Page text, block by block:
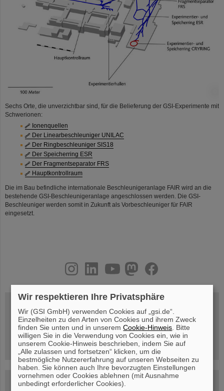
Sechs Orte, die unverzichtbar sind, für die Belieferung der GSI-Experimente mit
Schwerionen:
Ionenquellen
Der Linearbeschleuniger UNILAC
Der Ringbeschleuniger SIS18
Der Speicherring ESR
Der Fragmentseparator FRS
Hauptkontrollraum
Die im Bau befindliche internationale Beschleunigeranlage FAIR wird an die
bestehende GSI-Beschleunigeranlage angeschlossen werden. Die GSI-
Beschleuniger werden somit in Zukunft als Vorbeschleuniger für FAIR
eingesetzt.
youtubehelmholtz.socialfacebook
Mittwoch, 19.08.2026, 14 Uhr
Warum existiert nicht einfach nichts?
Hannah Elfner,
GSI/FAIR/Goethe-Universität
Anmeldung und weitere Informationen
SCIENCE POP-UP
geöffnet Di – Fr,
Wir respektieren Ihre Privatsphäre
Wir (GSI GmbH) verwenden Cookies auf „gsi.de“.
Einzelheiten zu den Arten von Cookies und ihrem Zweck
finden Sie unten und in unseremCookie-Hinweis . Bitte
willigen Sie in die Verwendung von Cookies ein, wie in
unserem Cookie-Hinweis beschrieben, indem Sie auf
„Alle zulassen und fortsetzen“ klicken, um die
bestmögliche Nutzererfahrung auf unseren Webseiten zu
haben. Sie können auch Ihre bevorzugten Einstellungen
vornehmen oder Cookies ablehnen (mit Ausnahme
unbedingt erforderlicher Cookies).